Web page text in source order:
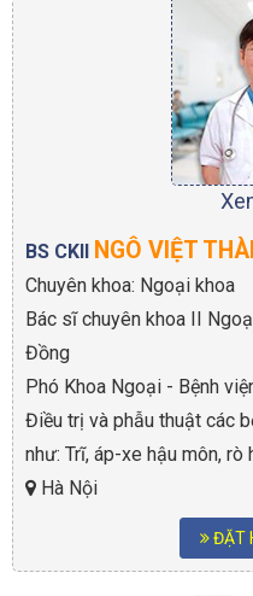
BS CKII NGÔ VIỆT
Chuyên khoa: Ngoại khoa
Bác sĩ chuyên khoa II
Đồng
Phó Khoa Ngoại - Bệnh
Điều trị và phẫu thuật các
như: Trĩ, áp-xe hậu môn, rò
Hà Nội
ĐẶT